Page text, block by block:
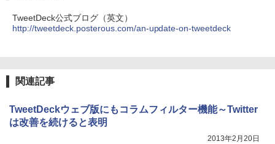
TweetDeck公式ブログ（英文）
http://tweetdeck.posterous.com/an-update-on-tweetdeck
関連記事
TweetDeckウェブ版にもコラムフィルター機能～Twitter
は改善を続けると表明
2013年2月20日